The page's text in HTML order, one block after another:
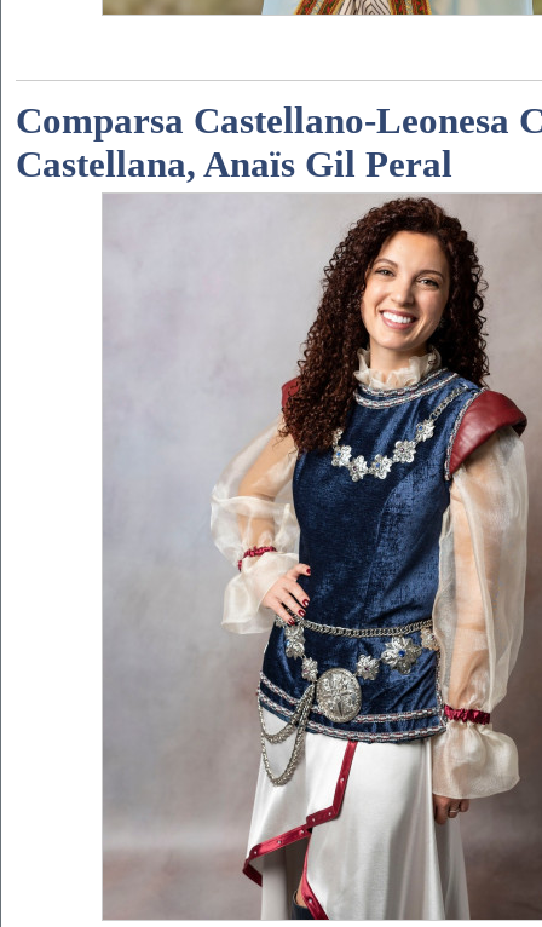
Comparsa Castellano-Leonesa
Castellana, Anaïs Gil Peral